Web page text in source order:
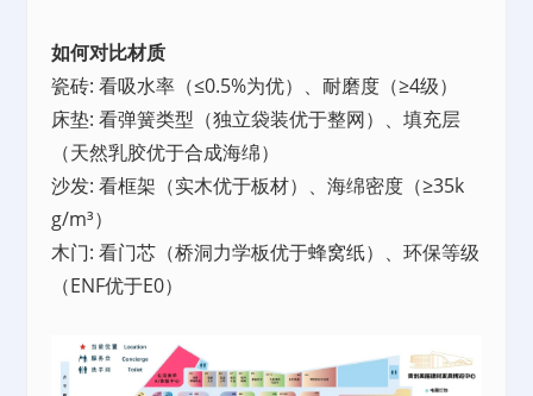
如何对比材质
瓷砖: 看吸水率（≤0.5%为优）、耐磨度（≥4级）
床垫: 看弹簧类型（独立袋装优于整网）、填充层
（天然乳胶优于合成海绵）
沙发: 看框架（实木优于板材）、海绵密度（≥35k
g/m³）
木门: 看门芯（桥洞力学板优于蜂窝纸）、环保等级
（ENF优于E0）